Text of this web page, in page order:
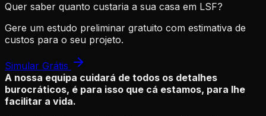
Quer saber quanto custaria a sua casa em LSF?
Gere um estudo preliminar gratuito com estimativa de
custos para o seu projeto.
Simular Grátis
A nossa equipa cuidará de todos os detalhes
burocráticos, é para isso que cá estamos, para lhe
facilitar a vida.